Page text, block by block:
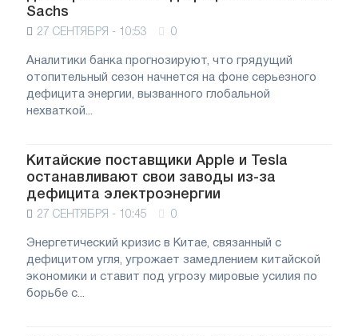
Sachs
27 СЕНТЯБРЯ - 10:53 0
Аналитики банка прогнозируют, что грядущий
отопительный сезон начнется на фоне серьезного
дефицита энергии, вызванного глобальной
нехваткой...
Китайские поставщики Apple и Tesla
останавливают свои заводы из-за
дефицита электроэнергии
27 СЕНТЯБРЯ - 10:45 0
Энергетический кризис в Китае, связанный с
дефицитом угля, угрожает замедлением китайской
экономики и ставит под угрозу мировые усилия по
борьбе с...